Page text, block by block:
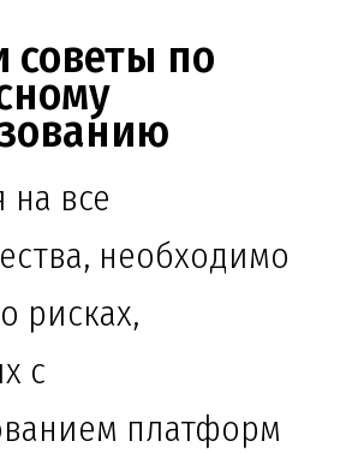
советы по
на все
необходимо
рисках,
с
платформ